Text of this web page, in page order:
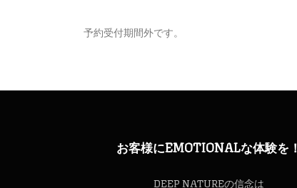
予約受付期間外です。
お客様にEMOTIONALな体験を！
DEEP NATUREの信念は